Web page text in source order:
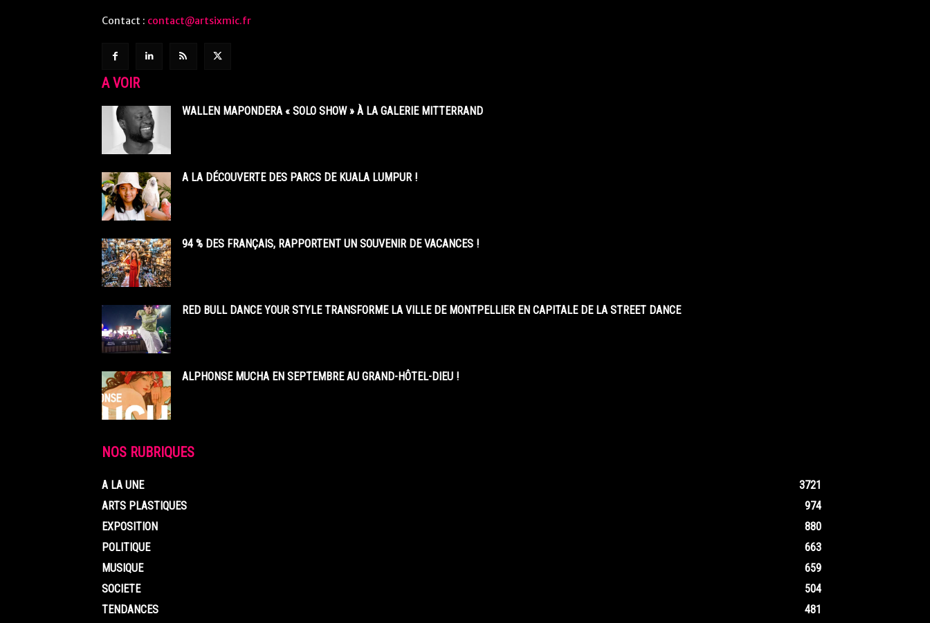
Contact : contact@artsixmic.fr
A VOIR
WALLEN MAPONDERA « SOLO SHOW » À LA GALERIE MITTERRAND
A LA DÉCOUVERTE DES PARCS DE KUALA LUMPUR !
94 % DES FRANÇAIS, RAPPORTENT UN SOUVENIR DE VACANCES !
RED BULL DANCE YOUR STYLE TRANSFORME LA VILLE DE MONTPELLIER EN CAPITALE DE LA STREET DANCE
ALPHONSE MUCHA EN SEPTEMBRE AU GRAND-HÔTEL-DIEU !
NOS RUBRIQUES
A LA UNE
3721
ARTS PLASTIQUES
974
EXPOSITION
880
POLITIQUE
663
MUSIQUE
659
SOCIETE
504
TENDANCES
481